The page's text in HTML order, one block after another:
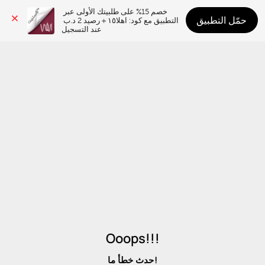
عند التسجيل
حمّل التطبيق
Ooops!!!
حدث خطأ ما!